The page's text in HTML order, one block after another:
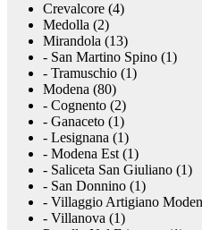
Crevalcore (4)
Medolla (2)
Mirandola (13)
- San Martino Spino (1)
- Tramuschio (1)
Modena (80)
- Cognento (2)
- Ganaceto (1)
- Lesignana (1)
- Modena Est (1)
- Saliceta San Giuliano (1)
- San Donnino (1)
- Villaggio Artigiano
- Villanova (1)